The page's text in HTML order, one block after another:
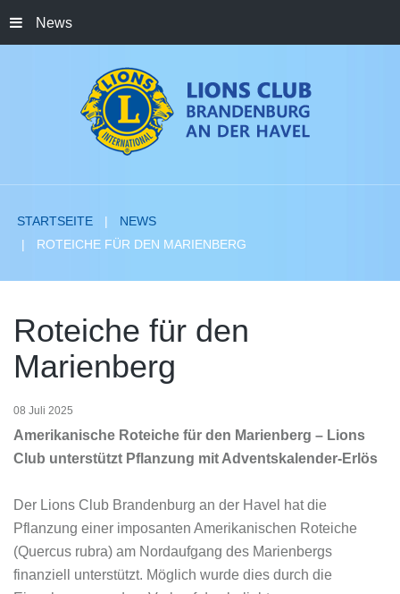
News
STARTSEITE
NEWS
ROTEICHE FÜR DEN MARIENBERG
Roteiche für den
Marienberg
08 Juli 2025
Amerikanische Roteiche für den Marienberg – Lions
Club unterstützt Pflanzung mit Adventskalender-Erlös
Der Lions Club Brandenburg an der Havel hat die
Pflanzung einer imposanten Amerikanischen Roteiche
(Quercus rubra) am Nordaufgang des Marienbergs
finanziell unterstützt. Möglich wurde dies durch die